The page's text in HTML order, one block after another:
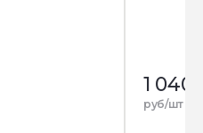
1 040
руб/шт